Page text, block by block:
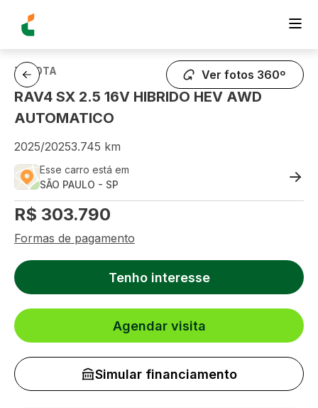
Ver fotos 360º
TOYOTA
RAV4 SX 2.5 16V HIBRIDO HEV AWD
AUTOMATICO
2025/20253.745 km
Esse carro está em
SÃO PAULO - SP
R$ 303.790
Formas de pagamento
Tenho interesse
Agendar visita
Simular financiamento